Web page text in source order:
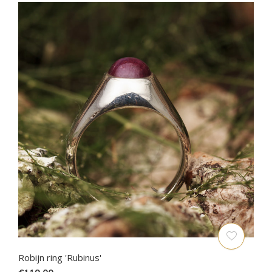
Robijn ring 'Rubinus'